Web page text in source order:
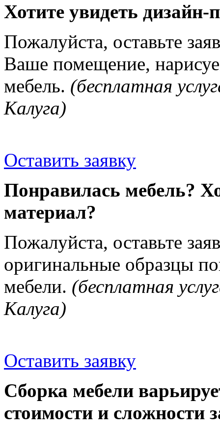
Хотите увидеть дизайн-
Пожалуйста, оставьте
Ваше помещение,
мебель. (бесплатная
Калуга)
Оставить заявку
Понравилась мебель?
материал?
Пожалуйста, оставьте
оригинальные образцы
мебели. (бесплатная
Калуга)
Оставить заявку
Сборка мебели
стоимости и сложности